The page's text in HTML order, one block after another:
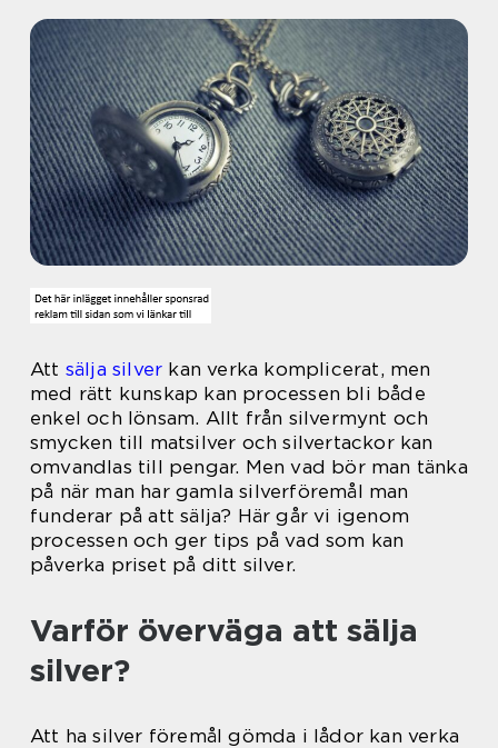
Att sälja silver kan verka komplicerat, men
med rätt kunskap kan processen bli både
enkel och lönsam. Allt från silvermynt och
smycken till matsilver och silvertackor kan
omvandlas till pengar. Men vad bör man tänka
på när man har gamla silverföremål man
funderar på att sälja? Här går vi igenom
processen och ger tips på vad som kan
påverka priset på ditt silver.
Varför överväga att sälja
silver?
Att ha silver föremål gömda i lådor kan verka